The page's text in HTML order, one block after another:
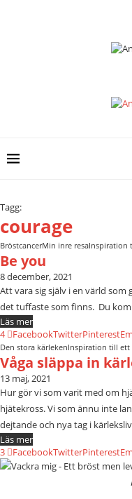
Tagg:
courage
BröstcancerMin inre resaInspiration
Be you
8 december, 2021
Att vara sig själv i en värld
det tuffaste som finns. Du
Läs mer
4
FacebookTwitterPinterest
Den stora kärlekenInspiration till ett
Våga släppa in
13 maj, 2021
Hur gör vi som varit med om
hjätekross. Vi som ännu inte
dejtande och nya tag i
Läs mer
3
FacebookTwitterPinterest